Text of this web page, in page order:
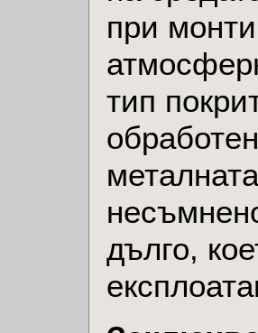
при
тип
дълго,